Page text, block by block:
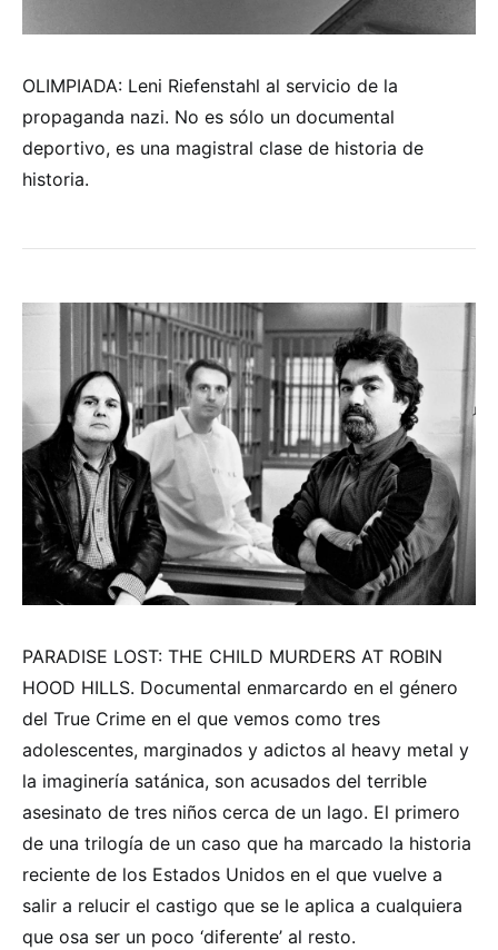
OLIMPIADA: Leni Riefenstahl al servicio de la
propaganda nazi. No es sólo un documental
deportivo, es una magistral clase de historia de
historia.
PARADISE LOST: THE CHILD MURDERS AT ROBIN
HOOD HILLS. Documental enmarcardo en el género
del True Crime en el que vemos como tres
adolescentes, marginados y adictos al heavy metal y
la imaginería satánica, son acusados del terrible
asesinato de tres niños cerca de un lago. El primero
de una trilogía de un caso que ha marcado la historia
reciente de los Estados Unidos en el que vuelve a
salir a relucir el castigo que se le aplica a cualquiera
que osa ser un poco ‘diferente’ al resto.